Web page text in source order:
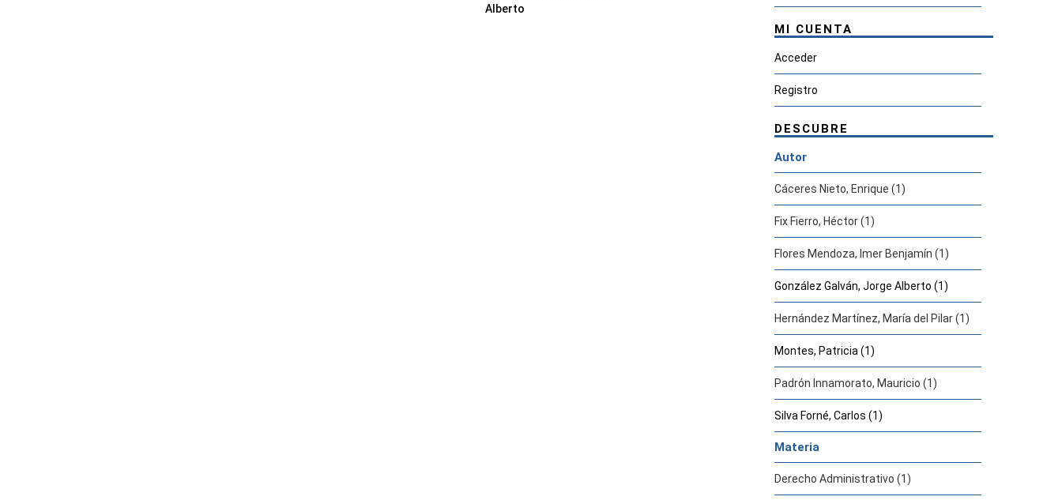
Alberto
MI CUENTA
Acceder
Registro
DESCUBRE
Autor
Cáceres Nieto, Enrique (1)
Fix Fierro, Héctor (1)
Flores Mendoza, Imer Benjamín (1)
González Galván, Jorge Alberto (1)
Hernández Martínez, María del Pilar (1)
Montes, Patricia (1)
Padrón Innamorato, Mauricio (1)
Silva Forné, Carlos (1)
Materia
Derecho Administrativo (1)